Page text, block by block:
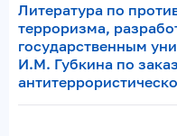
Литература по
терроризма,
государственным
И.М. Губкина по